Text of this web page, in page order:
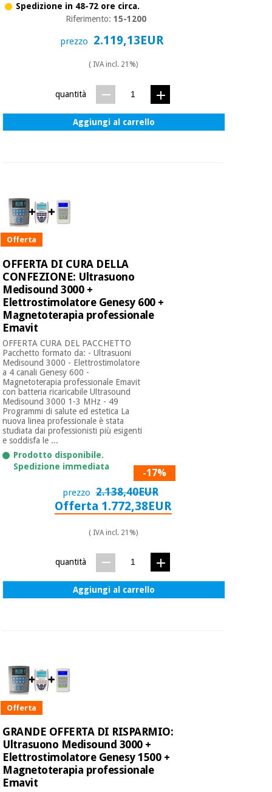
Spedizione in 48-72 ore circa.
Riferimento:15-1200
prezzo 2.119,13EUR
( IVA incl. 21%)
quantità
Aggiungi al carrello
Offerta
OFFERTA DI CURA DELLA
CONFEZIONE: Ultrasuono
Medisound 3000 +
Elettrostimolatore Genesy 600 +
Magnetoterapia professionale
Emavit
OFFERTA CURA DEL PACCHETTO
Pacchetto formato da: - Ultrasuoni
Medisound 3000 - Elettrostimolatore
a 4 canali Genesy 600 -
Magnetoterapia professionale Emavit
con batteria ricaricabile Ultrasound
Medisound 3000 1-3 MHz - 49
Programmi di salute ed estetica La
nuova linea professionale è stata
studiata dai professionisti più esigenti
e soddisfa le ...
Prodotto disponibile.
Spedizione immediata
-17%
prezzo 2.138,40EUR
Offerta 1.772,38EUR
( IVA incl. 21%)
quantità
Aggiungi al carrello
Offerta
GRANDE OFFERTA DI RISPARMIO:
Ultrasuono Medisound 3000 +
Elettrostimolatore Genesy 1500 +
Magnetoterapia professionale
Emavit